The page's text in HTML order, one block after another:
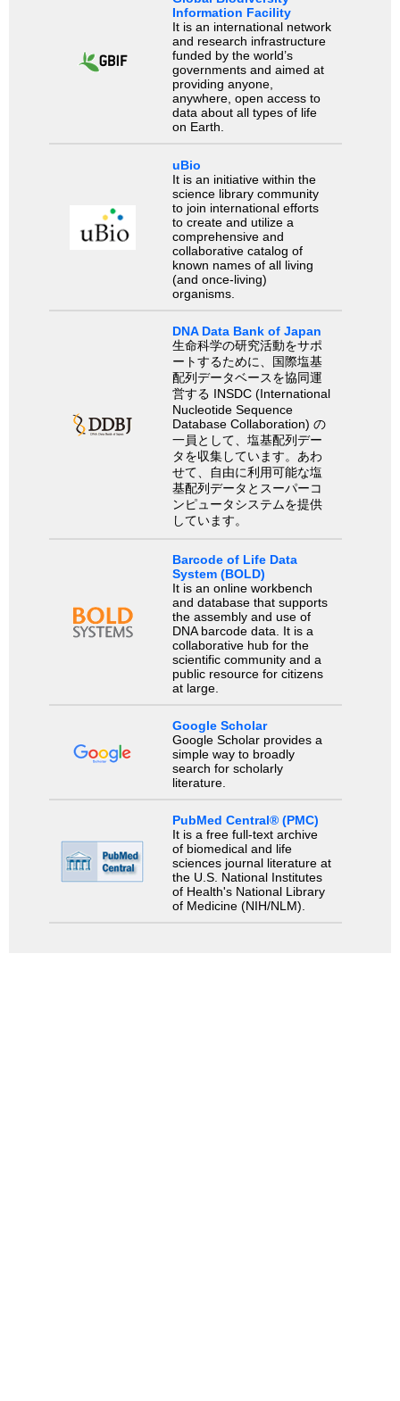
Information Facility
It is an international network
and research infrastructure
funded by the world’s
governments and aimed at
providing anyone,
anywhere, open access to
data about all types of life
on Earth.
uBio
It is an initiative within the
science library community
to join international efforts
to create and utilize a
comprehensive and
collaborative catalog of
known names of all living
(and once-living)
organisms.
DNA Data Bank of Japan
生命科学の研究活動をサポ
ートするために、国際塩基
配列データベースを協同運
営する INSDC (International
Nucleotide Sequence
Database Collaboration) の
一員として、塩基配列デー
タを収集しています。あわ
せて、自由に利用可能な塩
基配列データとスーパーコ
ンピュータシステムを提供
しています。
Barcode of Life Data
System (BOLD)
It is an online workbench
and database that supports
the assembly and use of
DNA barcode data. It is a
collaborative hub for the
scientific community and a
public resource for citizens
at large.
Google Scholar
Google Scholar provides a
simple way to broadly
search for scholarly
literature.
PubMed Central® (PMC)
It is a free full-text archive
of biomedical and life
sciences journal literature at
the U.S. National Institutes
of Health's National Library
of Medicine (NIH/NLM).